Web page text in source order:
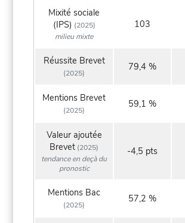
Mixité sociale
(IPS) (2025)
milieu mixte
103
Réussite Brevet
(2025)
79,4 %
Mentions Brevet
(2025)
59,1 %
Valeur ajoutée
Brevet (2025)
tendance en deçà du
pronostic
-4,5 pts
Mentions Bac
(2025)
57,2 %